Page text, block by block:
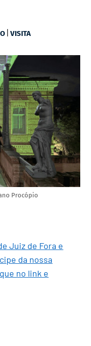
|VISITA
Procópio
Juiz de Fora e
da nossa
no link e